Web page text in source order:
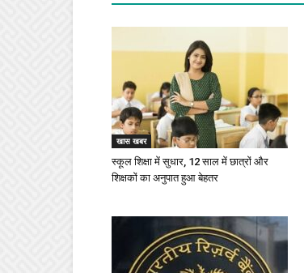
खास खबर
स्कूल शिक्षा में सुधार, 12 साल में छात्रों और
शिक्षकों का अनुपात हुआ बेहतर